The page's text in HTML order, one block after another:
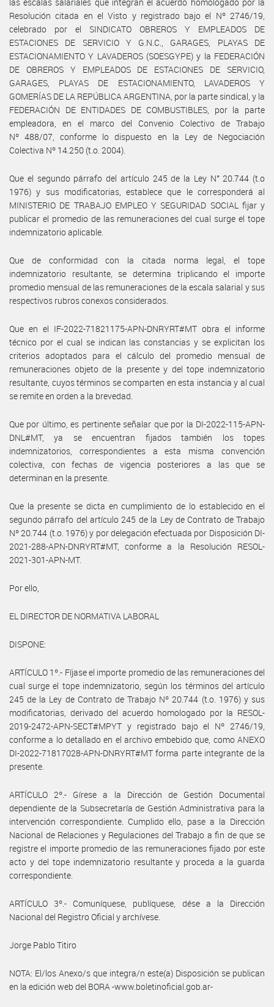
Resolución citada en el Visto y registrado bajo el Nº 2746/19,
celebrado por el SINDICATO OBREROS Y EMPLEADOS DE
ESTACIONES DE SERVICIO Y G.N.C., GARAGES, PLAYAS DE
ESTACIONAMIENTO Y LAVADEROS (SOESGYPE) y la FEDERACIÓN
DE OBREROS Y EMPLEADOS DE ESTACIONES DE SERVICIO,
GARAGES, PLAYAS DE ESTACIONAMIENTO, LAVADEROS Y
GOMERÍAS DE LA REPÚBLICA ARGENTINA, por la parte sindical, y la
FEDERACIÓN DE ENTIDADES DE COMBUSTIBLES, por la parte
empleadora, en el marco del Convenio Colectivo de Trabajo
Nº 488/07, conforme lo dispuesto en la Ley de Negociación
Colectiva Nº 14.250 (t.o. 2004).
Que el segundo párrafo del artículo 245 de la Ley N° 20.744 (t.o
1976) y sus modificatorias, establece que le corresponderá al
MINISTERIO DE TRABAJO EMPLEO Y SEGURIDAD SOCIAL fijar y
publicar el promedio de las remuneraciones del cual surge el tope
indemnizatorio aplicable.
Que de conformidad con la citada norma legal, el tope
indemnizatorio resultante, se determina triplicando el importe
promedio mensual de las remuneraciones de la escala salarial y sus
respectivos rubros conexos considerados.
Que en el IF-2022-71821175-APN-DNRYRT#MT obra el informe
técnico por el cual se indican las constancias y se explicitan los
criterios adoptados para el cálculo del promedio mensual de
remuneraciones objeto de la presente y del tope indemnizatorio
resultante, cuyos términos se comparten en esta instancia y al cual
se remite en orden a la brevedad.
Que por último, es pertinente señalar que por la DI-2022-115-APN-
DNL#MT, ya se encuentran fijados también los topes
indemnizatorios, correspondientes a esta misma convención
colectiva, con fechas de vigencia posteriores a las que se
determinan en la presente.
Que la presente se dicta en cumplimiento de lo establecido en el
segundo párrafo del artículo 245 de la Ley de Contrato de Trabajo
Nº 20.744 (t.o. 1976) y por delegación efectuada por Disposición DI-
2021-288-APN-DNRYRT#MT, conforme a la Resolución RESOL-
2021-301-APN-MT.
Por ello,
EL DIRECTOR DE NORMATIVA LABORAL
DISPONE:
ARTÍCULO 1º.- Fíjase el importe promedio de las remuneraciones del
cual surge el tope indemnizatorio, según los términos del artículo
245 de la Ley de Contrato de Trabajo Nº 20.744 (t.o. 1976) y sus
modificatorias, derivado del acuerdo homologado por la RESOL-
2019-2472-APN-SECT#MPYT y registrado bajo el Nº 2746/19,
conforme a lo detallado en el archivo embebido que, como ANEXO
DI-2022-71817028-APN-DNRYRT#MT forma parte integrante de la
presente.
ARTÍCULO 2º.- Gírese a la Dirección de Gestión Documental
dependiente de la Subsecretaría de Gestión Administrativa para la
intervención correspondiente. Cumplido ello, pase a la Dirección
Nacional de Relaciones y Regulaciones del Trabajo a fin de que se
registre el importe promedio de las remuneraciones fijado por este
acto y del tope indemnizatorio resultante y proceda a la guarda
correspondiente.
ARTÍCULO 3º.- Comuníquese, publíquese, dése a la Dirección
Nacional del Registro Oficial y archívese.
Jorge Pablo Titiro
NOTA: El/los Anexo/s que integra/n este(a) Disposición se publican
en la edición web del BORA -www.boletinoficial.gob.ar-